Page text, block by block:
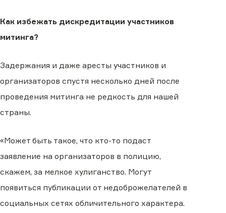
Как избежать дискредитации участников
митинга?
Задержания и даже аресты участников и
организаторов спустя несколько дней после
проведения митинга не редкость для нашей
страны.
«Может быть такое, что кто-то подаст
заявление на организаторов в полицию,
скажем, за мелкое хулиганство. Могут
появиться публикации от недоброжелателей в
социальных сетях обличительного характера.